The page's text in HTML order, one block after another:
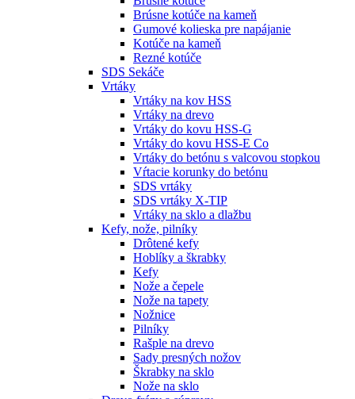
Brúsne kotúče na kameň
Gumové kolieska pre napájanie
Kotúče na kameň
Rezné kotúče
SDS Sekáče
Vrtáky
Vrtáky na kov HSS
Vrtáky na drevo
Vrtáky do kovu HSS-G
Vrtáky do kovu HSS-E Co
Vrtáky do betónu s valcovou stopkou
Vŕtacie korunky do betónu
SDS vrtáky
SDS vrtáky X-TIP
Vrtáky na sklo a dlažbu
Kefy, nože, pilníky
Drôtené kefy
Hoblíky a škrabky
Kefy
Nože a čepele
Nože na tapety
Nožnice
Pilníky
Rašple na drevo
Sady presných nožov
Škrabky na sklo
Nože na sklo